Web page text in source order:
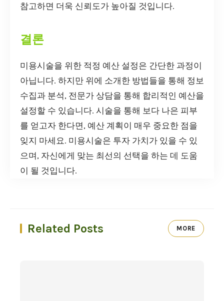
참고하면 더욱 신뢰도가 높아질 것입니다.
결론
미용시술을 위한 적정 예산 설정은 간단한 과정이
아닙니다. 하지만 위에 소개한 방법들을 통해 정보
수집과 분석, 전문가 상담을 통해 합리적인 예산을
설정할 수 있습니다. 시술을 통해 보다 나은 피부
를 얻고자 한다면, 예산 계획이 매우 중요한 점을
잊지 마세요. 미용시술은 투자 가치가 있을 수 있
으며, 자신에게 맞는 최선의 선택을 하는 데 도움
이 될 것입니다.
Related Posts MORE